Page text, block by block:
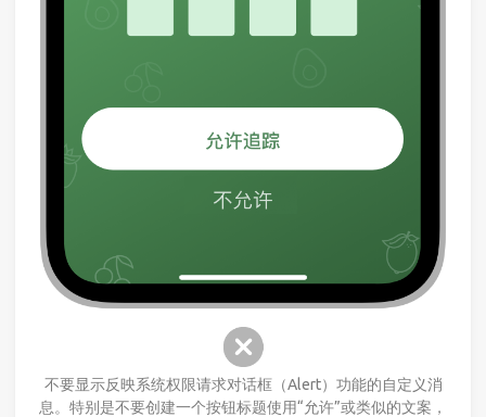
不要显示反映系统权限请求对话框（Alert）功能的自定义消
息。特别是不要创建一个按钮标题使用“允许”或类似的文案，